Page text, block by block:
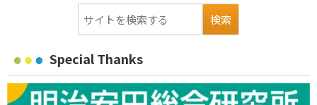
Special Thanks